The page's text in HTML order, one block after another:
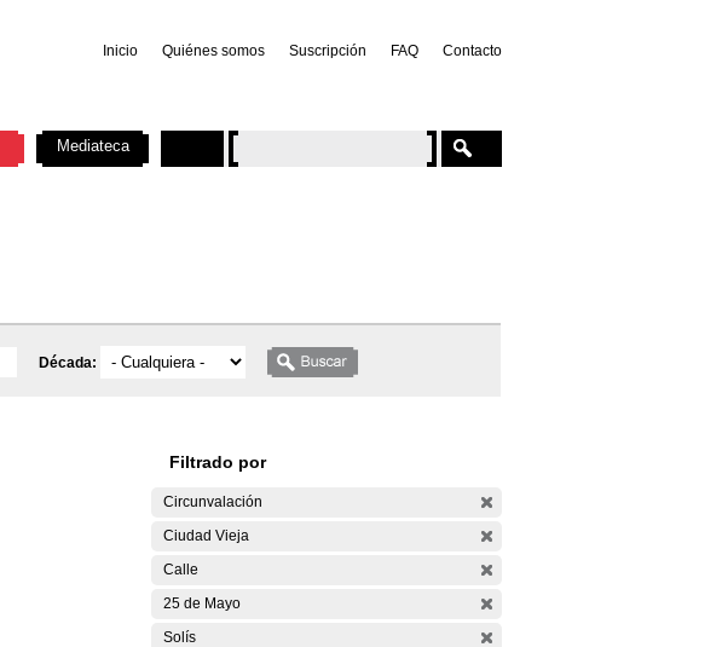
Inicio Quiénes somos Suscripción FAQ Contacto
Década:
Filtrado por
Circunvalación
Ciudad Vieja
Calle
25 de Mayo
Solís
Mediateca